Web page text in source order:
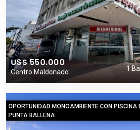
U$S 550.000
Centro Maldonado 1
OPORTUNIDAD MONOAMBIENTE CON PISCINA
PUNTA BALLENA